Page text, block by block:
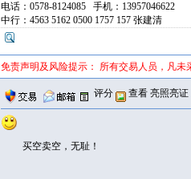
电话：0578-8124085 手机：13957046622
中行：4563 5162 0500 1757 157 张建清
免责声明及风险提示： 所有交易人员，凡
评分 查看 亮照亮证
买空卖空，无耻！